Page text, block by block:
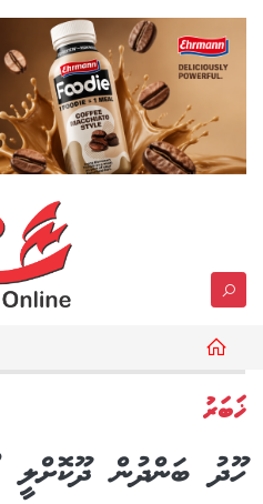
ޚަބަރު
ހޫދު ބަންދުން